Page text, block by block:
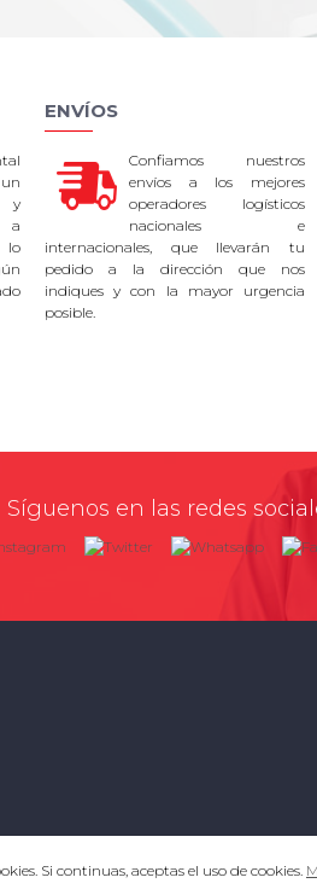
Si continuas, aceptas el uso de cookies.
y
a
lo
ENVÍOS
Confiamos nuestros
envíos a los mejores
operadores logísticos
nacionales e
internacionales, que llevarán tu
pedido a la dirección que nos
indiques y con la mayor urgencia
posible.
Síguenos en las redes